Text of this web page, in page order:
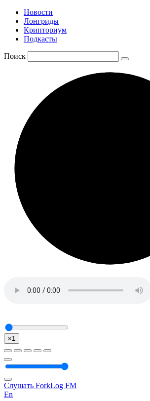
Новости
Лонгриды
Крипториум
Подкасты
Поиск
×1
Слушать ForkLog FM
En